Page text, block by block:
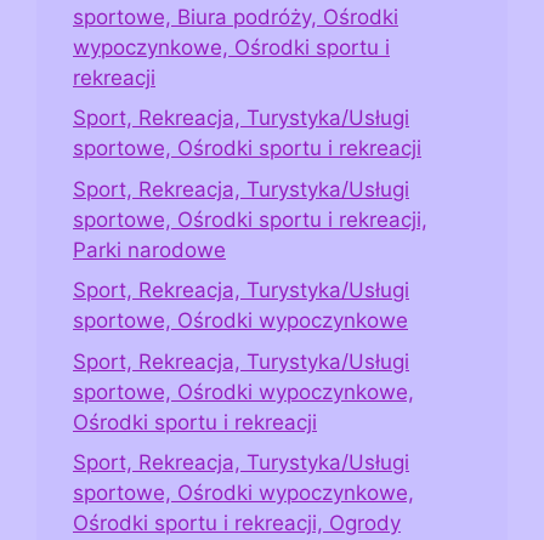
sportowe, Biura podróży, Ośrodki
wypoczynkowe, Ośrodki sportu i
rekreacji
Sport, Rekreacja, Turystyka/Usługi
sportowe, Ośrodki sportu i rekreacji
Sport, Rekreacja, Turystyka/Usługi
sportowe, Ośrodki sportu i rekreacji,
Parki narodowe
Sport, Rekreacja, Turystyka/Usługi
sportowe, Ośrodki wypoczynkowe
Sport, Rekreacja, Turystyka/Usługi
sportowe, Ośrodki wypoczynkowe,
Ośrodki sportu i rekreacji
Sport, Rekreacja, Turystyka/Usługi
sportowe, Ośrodki wypoczynkowe,
Ośrodki sportu i rekreacji, Ogrody